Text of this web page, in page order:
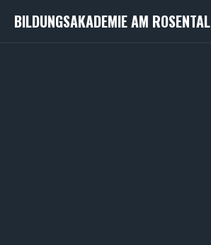
BILDUNGSAKADEMIE AM ROSENTAL